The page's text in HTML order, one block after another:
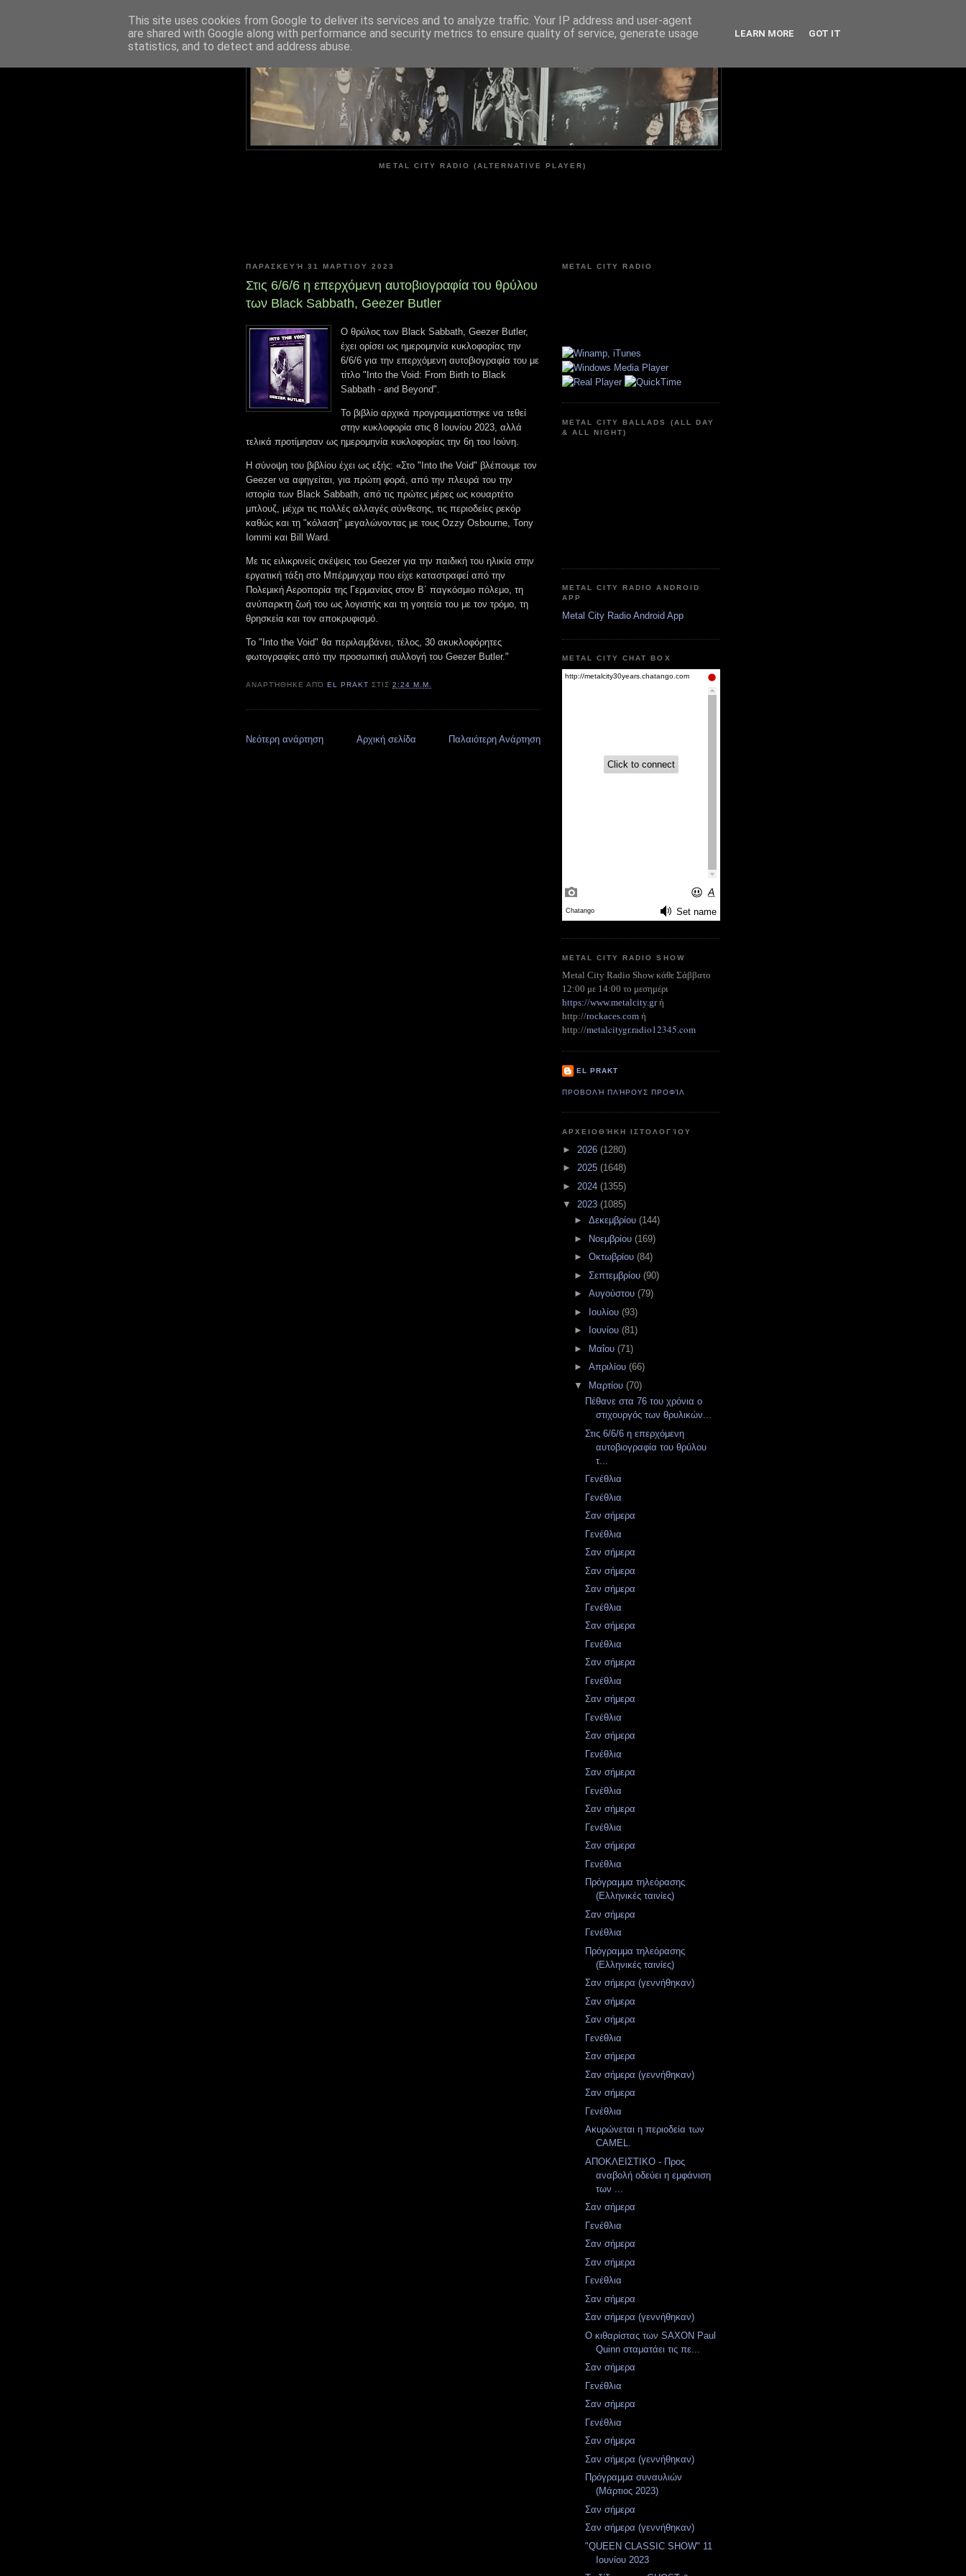
METAL CITY
METAL CITY RADIO (ALTERNATIVE PLAYER)
ΠΑΡΑΣΚΕΥΉ 31 ΜΑΡΤΊΟΥ 2023
Στις 6/6/6 η επερχόμενη αυτοβιογραφία του θρύλου
των Black Sabbath, Geezer Butler
Ο θρύλος των Black Sabbath, Geezer Butler,
έχει ορίσει ως ημερομηνία κυκλοφορίας την
6/6/6 για την επερχόμενη αυτοβιογραφία του με
τίτλο "Into the Void: From Birth to Black
Sabbath - and Beyond".
Το βιβλίο αρχικά προγραμματίστηκε να τεθεί
στην κυκλοφορία στις 8 Ιουνίου 2023, αλλά
τελικά προτίμησαν ως ημερομηνία κυκλοφορίας την 6η του Ιούνη.
Η σύνοψη του βιβλίου έχει ως εξής: «Στο "Into the Void" βλέπουμε τον
Geezer να αφηγείται, για πρώτη φορά, από την πλευρά του την
ιστορία των Black Sabbath, από τις πρώτες μέρες ως κουαρτέτο
μπλουζ, μέχρι τις πολλές αλλαγές σύνθεσης, τις περιοδείες ρεκόρ
καθώς και τη "κόλαση" μεγαλώνοντας με τους Ozzy Osbourne, Tony
Iommi και Bill Ward.
Με τις ειλικρινείς σκέψεις του Geezer για την παιδική του ηλικία στην
εργατική τάξη στο Μπέρμιγχαμ που είχε καταστραφεί από την
Πολεμική Αεροπορία της Γερμανίας στον Β΄ παγκόσμιο πόλεμο, τη
ανύπαρκτη ζωή του ως λογιστής και τη γοητεία του με τον τρόμο, τη
θρησκεία και τον αποκρυφισμό.
Το "Into the Void" θα περιλαμβάνει, τέλος, 30 ακυκλοφόρητες
φωτογραφίες από την προσωπική συλλογή του Geezer Butler."
ΑΝΑΡΤΉΘΗΚΕ ΑΠΌEL PRAKT ΣΤΙΣ2:24 Μ.Μ.
Νεότερη ανάρτηση Παλαιότερη Ανάρτηση
Αρχική σελίδα
METAL CITY RADIO
METAL CITY BALLADS (ALL DAY
& ALL NIGHT)
METAL CITY RADIO ANDROID
APP
Metal City Radio Android App
METAL CITY CHAT BOX
METAL CITY RADIO SHOW
Metal City Radio Show κάθε Σάββατο
12:00 με 14:00 το μεσημέρι
https://www.metalcity.grή
http://rockaces.com ή
http://metalcitygr.radio12345.com
EL PRAKT
ΠΡΟΒΟΛΉ ΠΛΉΡΟΥΣ ΠΡΟΦΊΛ
ΑΡΧΕΙΟΘΉΚΗ ΙΣΤΟΛΟΓΊΟΥ
► 2026 (1280)
► 2025 (1648)
► 2024 (1355)
▼ 2023 (1085)
► Δεκεμβρίου (144)
►
Νοεμβρίου (169)
► Οκτωβρίου (84)
► Σεπτεμβρίου (90)
► Αυγούστου (79)
►
Ιουλίου (93)
►
Ιουνίου (81)
►
Μαΐου (71)
► Απριλίου (66)
▼
Μαρτίου (70)
Πέθανε στα 76 του χρόνια ο
στιχουργός των θρυλικών...
Στις 6/6/6 η επερχόμενη
αυτοβιογραφία του θρύλου
τ...
Γενέθλια
Γενέθλια
Σαν σήμερα
Γενέθλια
Σαν σήμερα
Σαν σήμερα
Σαν σήμερα
Γενέθλια
Σαν σήμερα
Γενέθλια
Σαν σήμερα
Γενέθλια
Σαν σήμερα
Γενέθλια
Σαν σήμερα
Γενέθλια
Σαν σήμερα
Γενέθλια
Σαν σήμερα
Γενέθλια
Σαν σήμερα
Γενέθλια
Πρόγραμμα τηλεόρασης
(Ελληνικές ταινίες)
Σαν σήμερα
Γενέθλια
Πρόγραμμα τηλεόρασης
(Ελληνικές ταινίες)
Σαν σήμερα (γεννήθηκαν)
Σαν σήμερα
Σαν σήμερα
Γενέθλια
Σαν σήμερα
Σαν σήμερα (γεννήθηκαν)
Σαν σήμερα
Γενέθλια
Ακυρώνεται η περιοδεία των
CAMEL.
ΑΠΟΚΛΕΙΣΤΙΚΟ - Προς
αναβολή οδεύει η εμφάνιση
των ...
Σαν σήμερα
Γενέθλια
Σαν σήμερα
Σαν σήμερα
Γενέθλια
Σαν σήμερα
Σαν σήμερα (γεννήθηκαν)
Ο κιθαρίστας των SAXON Paul
Quinn σταματάει τις πε...
Σαν σήμερα
Γενέθλια
Σαν σήμερα
Γενέθλια
Σαν σήμερα
Σαν σήμερα (γεννήθηκαν)
Πρόγραμμα συναυλιών
(Μάρτιος 2023)
Σαν σήμερα
Σαν σήμερα (γεννήθηκαν)
"QUEEN CLASSIC SHOW" 11
Ιουνίου 2023
This site uses cookies from Google to deliver its services and to analyze traffic. Your IP address and user-agent
are shared with Google along with performance and security metrics to ensure quality of service, generate usage
statistics, and to detect and address abuse.
LEARN MORE GOT IT